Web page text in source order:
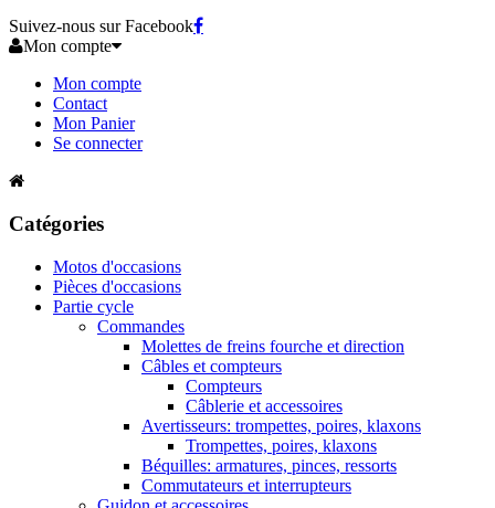
Suivez-nous sur Facebook
Mon compte
Mon compte
Contact
Mon Panier
Se connecter
Catégories
Motos d'occasions
Pièces d'occasions
Partie cycle
Commandes
Molettes de freins fourche et direction
Câbles et compteurs
Compteurs
Câblerie et accessoires
Avertisseurs: trompettes, poires, klaxons
Trompettes, poires, klaxons
Béquilles: armatures, pinces, ressorts
Commutateurs et interrupteurs